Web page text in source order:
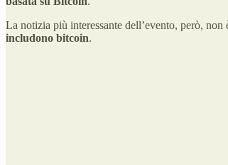
La notizia più interessante dell’evento, però,
includono bitcoin.